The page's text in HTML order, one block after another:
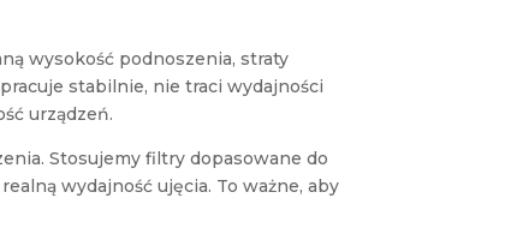
wysokość podnoszenia, straty
stabilnie, nie traci wydajności
urządzeń.
Stosujemy filtry dopasowane do
wydajność ujęcia. To ważne, aby